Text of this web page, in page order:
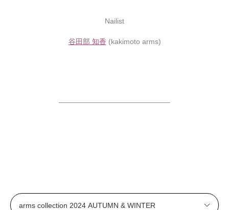
Nailist
谷田部 知香 (kakimoto arms)
———————————————–